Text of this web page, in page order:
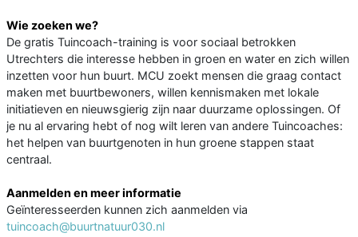
Wie zoeken we?
De gratis Tuincoach-training is voor sociaal betrokken
Utrechters die interesse hebben in groen en water en zich willen
inzetten voor hun buurt. MCU zoekt mensen die graag contact
maken met buurtbewoners, willen kennismaken met lokale
initiatieven en nieuwsgierig zijn naar duurzame oplossingen. Of
je nu al ervaring hebt of nog wilt leren van andere Tuincoaches:
het helpen van buurtgenoten in hun groene stappen staat
centraal.
Aanmelden en meer informatie
Geïnteresseerden kunnen zich aanmelden via
tuincoach@buurtnatuur030.nl